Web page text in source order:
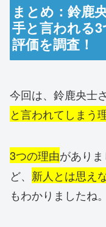
まとめ：鈴鹿
手と言われる
評価を調査！
今回は、鈴鹿央士
と言われてしまう
3つの理由がありま
ど、 新人とは思え
もわかりましたね。